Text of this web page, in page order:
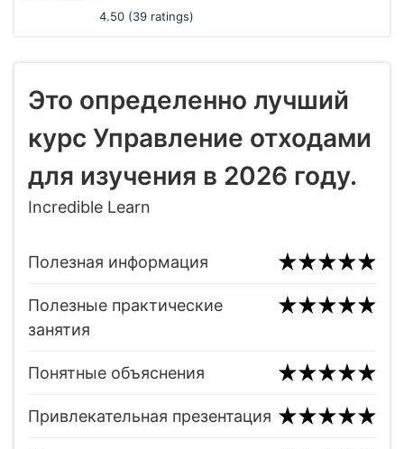
4.50 (39 ratings)
Это определенно лучший
курс Управление отходами
для изучения в 2026 году.
Incredible Learn
Полезная информация
Полезные практические
занятия
Понятные объяснения
Привлекательная презентация